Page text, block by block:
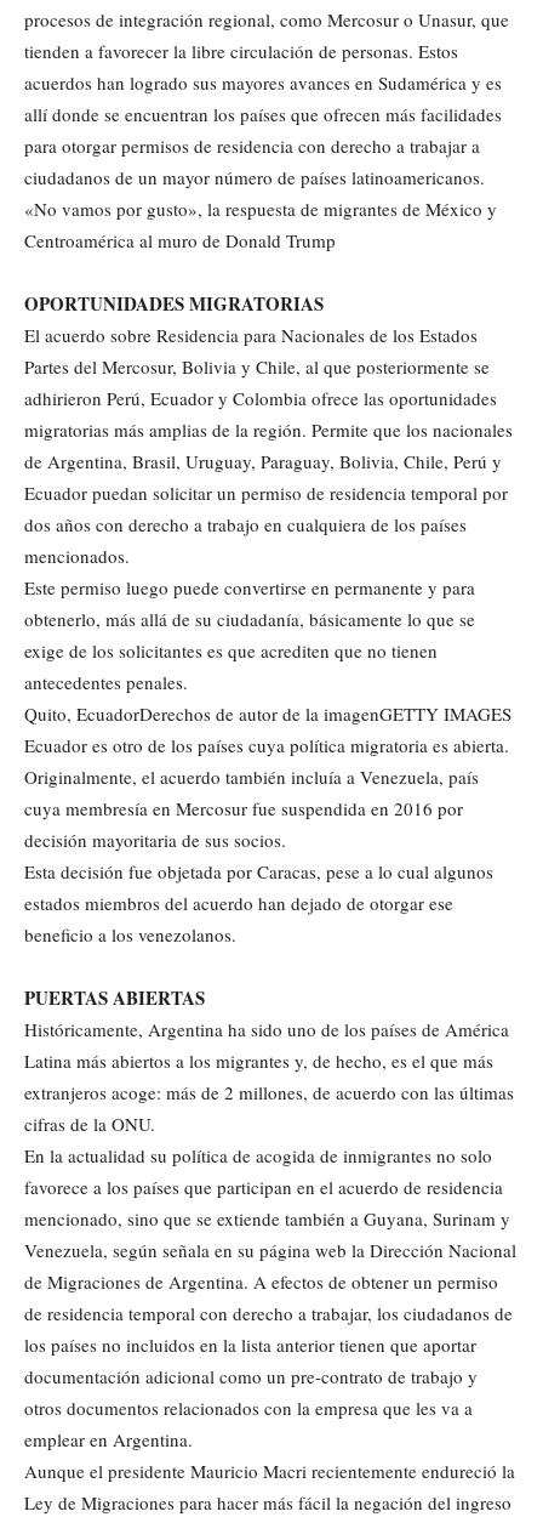
procesos de integración regional, como Mercosur o Unasur, que
tienden a favorecer la libre circulación de personas. Estos
acuerdos han logrado sus mayores avances en Sudamérica y es
allí donde se encuentran los países que ofrecen más facilidades
para otorgar permisos de residencia con derecho a trabajar a
ciudadanos de un mayor número de países latinoamericanos.
«No vamos por gusto», la respuesta de migrantes de México y
Centroamérica al muro de Donald Trump
OPORTUNIDADES MIGRATORIAS
El acuerdo sobre Residencia para Nacionales de los Estados
Partes del Mercosur, Bolivia y Chile, al que posteriormente se
adhirieron Perú, Ecuador y Colombia ofrece las oportunidades
migratorias más amplias de la región. Permite que los nacionales
de Argentina, Brasil, Uruguay, Paraguay, Bolivia, Chile, Perú y
Ecuador puedan solicitar un permiso de residencia temporal por
dos años con derecho a trabajo en cualquiera de los países
mencionados.
Este permiso luego puede convertirse en permanente y para
obtenerlo, más allá de su ciudadanía, básicamente lo que se
exige de los solicitantes es que acrediten que no tienen
antecedentes penales.
Quito, EcuadorDerechos de autor de la imagenGETTY IMAGES
Ecuador es otro de los países cuya política migratoria es abierta.
Originalmente, el acuerdo también incluía a Venezuela, país
cuya membresía en Mercosur fue suspendida en 2016 por
decisión mayoritaria de sus socios.
Esta decisión fue objetada por Caracas, pese a lo cual algunos
estados miembros del acuerdo han dejado de otorgar ese
beneficio a los venezolanos.
PUERTAS ABIERTAS
Históricamente, Argentina ha sido uno de los países de América
Latina más abiertos a los migrantes y, de hecho, es el que más
extranjeros acoge: más de 2 millones, de acuerdo con las últimas
cifras de la ONU.
En la actualidad su política de acogida de inmigrantes no solo
favorece a los países que participan en el acuerdo de residencia
mencionado, sino que se extiende también a Guyana, Surinam y
Venezuela, según señala en su página web la Dirección Nacional
de Migraciones de Argentina. A efectos de obtener un permiso
de residencia temporal con derecho a trabajar, los ciudadanos de
los países no incluidos en la lista anterior tienen que aportar
documentación adicional como un pre-contrato de trabajo y
otros documentos relacionados con la empresa que les va a
emplear en Argentina.
Aunque el presidente Mauricio Macri recientemente endureció la
Ley de Migraciones para hacer más fácil la negación del ingreso